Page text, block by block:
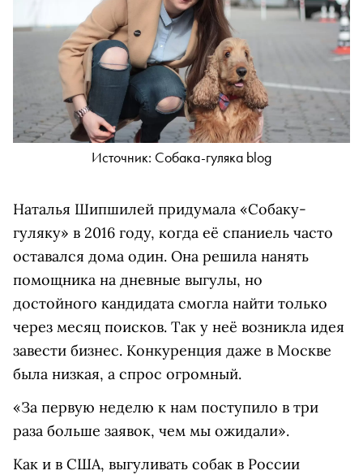
Источник: Собака-гуляка blog
Наталья Шипшилей придумала «Собаку-
гуляку» в 2016 году, когда её спаниель часто
оставался дома один. Она решила нанять
помощника на дневные выгулы, но
достойного кандидата смогла найти только
через месяц поисков. Так у неё возникла идея
завести бизнес. Конкуренция даже в Москве
была низкая, а спрос огромный.
«За первую неделю к нам поступило в три
раза больше заявок, чем мы ожидали».
Как и в США, выгуливать собак в России